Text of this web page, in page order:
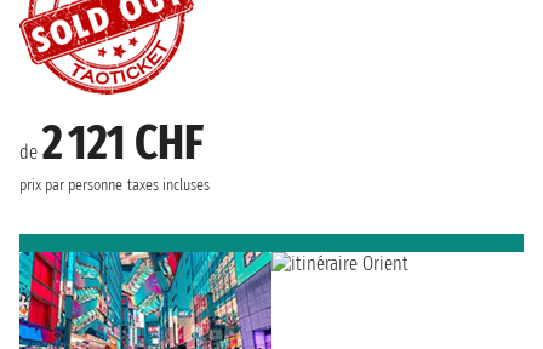
de 2 121 CHF
prix par personne taxes incluses